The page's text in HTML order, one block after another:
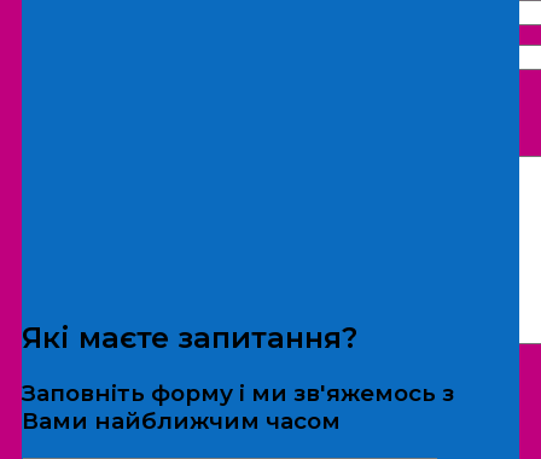
*Дані не передаються третім особам
Які маєте запитання?
Заповніть форму і ми зв'яжемось з
Вами найближчим часом